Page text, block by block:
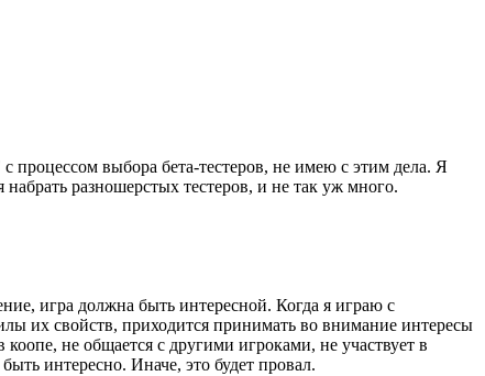
процессом выбора бета-тестеров, не имею с этим дела. Я
разношерстых тестеров, и не так уж много.
игра должна быть интересной. Когда я играю с
их свойств, приходится принимать во внимание интересы
коопе, не общается с другими игроками, не участвует в
интересно. Иначе, это будет провал.